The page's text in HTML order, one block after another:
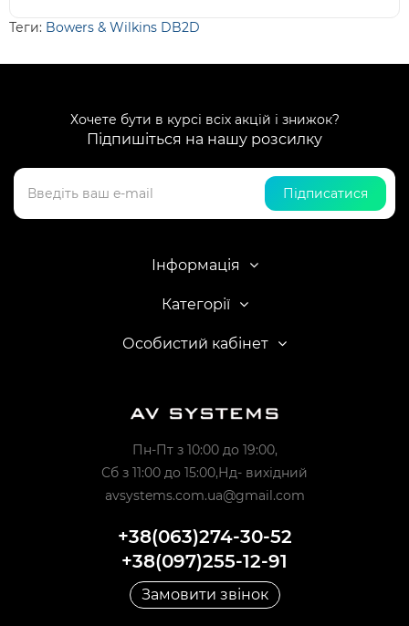
Теги: Bowers & Wilkins DB2D
Хочете бути в курсі всіх акцій і знижок?
Підпишіться на нашу розсилку
Підписатися
Інформація
Категорії
Особистий кабінет
Пн-Пт з 10:00 до 19:00,
Сб з 11:00 до 15:00,Нд- вихідний
avsystems.com.ua@gmail.com
+38(063)274-30-52
+38(097)255-12-91
Замовити звінок